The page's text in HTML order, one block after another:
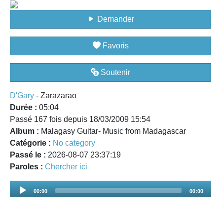
Demander
Favoris
Soutenir
D'Gary - Zarazarao
Durée : 05:04
Passé 167 fois depuis 18/03/2009 15:54
Album : Malagasy Guitar- Music from Madagascar
Catégorie : No category
Passé le : 2026-08-07 23:37:19
Paroles : Chercher ici
Audio
00:00 00:00